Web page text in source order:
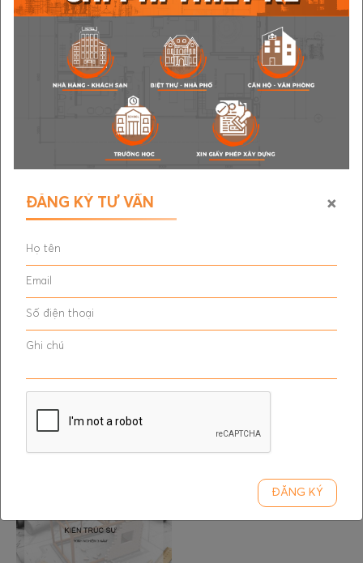
kiến trúc sư, designer và bộ phận marketing.
Quyền lợi:
Môi trường sáng tạo, được tiếp cận nhiều
công trình và dự án thực tế.
Cơ hội phát triển chuyên môn trong lĩnh vực
media cho kiến trúc - nội thất.
Thu nhập từ 9.000.000đ - 12.000.000đ (thỏa
thuận theo năng lực).
Lương tháng 13, thưởng KPI,...
Địa điểm làm việc:
Gửi CV của bạn về: kgd.mytran@gmail.com
×
ĐĂNG KÝ TƯ VẤN
ĐĂNG KÝ